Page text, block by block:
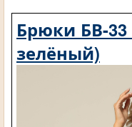
Брюки БВ-
зелёный)